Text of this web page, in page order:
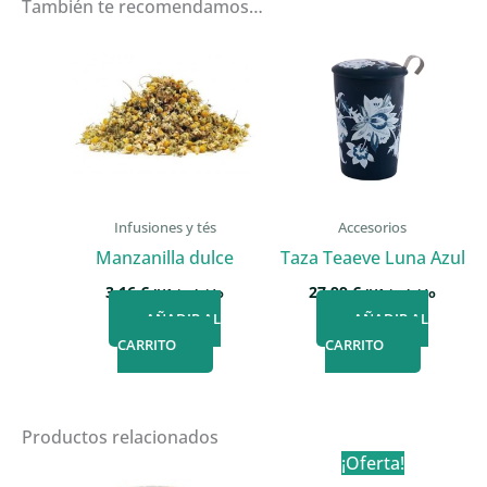
También te recomendamos…
Infusiones y tés
Manzanilla dulce
3,16€ IVA incluido
AÑADIR AL
CARRITO
Accesorios
Taza Teaeve Luna Azul
27,99€ IVA incluido
AÑADIR AL
CARRITO
Productos relacionados
¡Oferta!